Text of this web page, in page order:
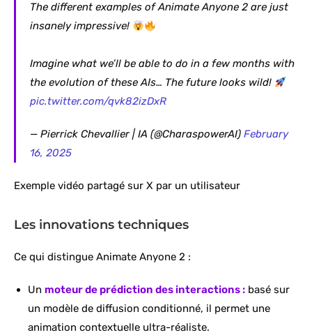
The different examples of Animate Anyone 2 are just
insanely impressive!
Imagine what we’ll be able to do in a few months with
the evolution of these AIs… The future looks wild!
pic.twitter.com/qvk82izDxR
— Pierrick Chevallier | IA (@CharaspowerAI) February
16, 2025
Exemple vidéo partagé sur X par un utilisateur
Les innovations techniques
Ce qui distingue Animate Anyone 2 :
Un moteur de prédiction des interactions : basé sur
un modèle de diffusion conditionné, il permet une
animation contextuelle ultra-réaliste.